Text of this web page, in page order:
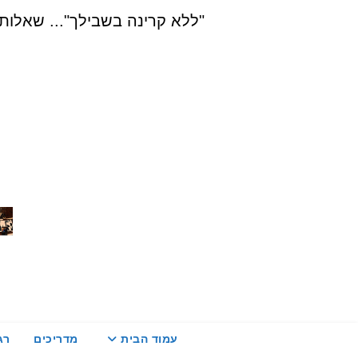
"ללא קרינה בשבילך"... שאלות, הדרכה ויעוץ
עמוד הבית מדריכים